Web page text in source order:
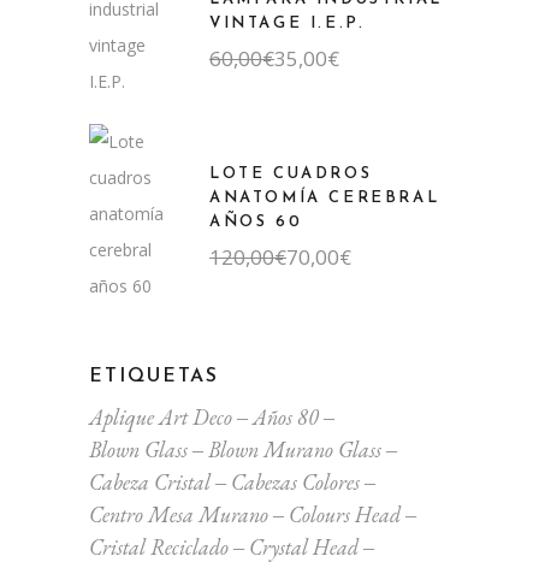
VINTAGE I.E.P.
60,00€
El
precio
35,00€
El
precio
LOTE CUADROS
ANATOMÍA CEREBRAL
AÑOS 60
120,00€
El
precio
70,00€
El
precio
ETIQUETAS
Aplique Art Deco
Años 80
Blown Glass
Blown Murano Glass
Cabeza Cristal
Cabezas Colores
Centro Mesa Murano
Colours Head
Cristal Reciclado
Crystal Head